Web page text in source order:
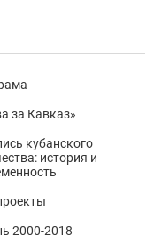
за Кавказ»
кубанского
история и
2000-2018